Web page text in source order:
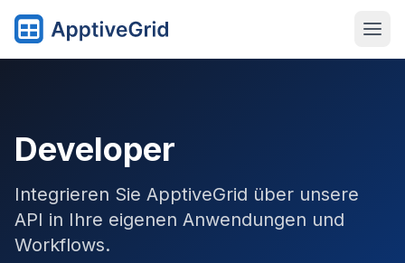
Developer
Integrieren Sie ApptiveGrid über unsere
API in Ihre eigenen Anwendungen und
Workflows.